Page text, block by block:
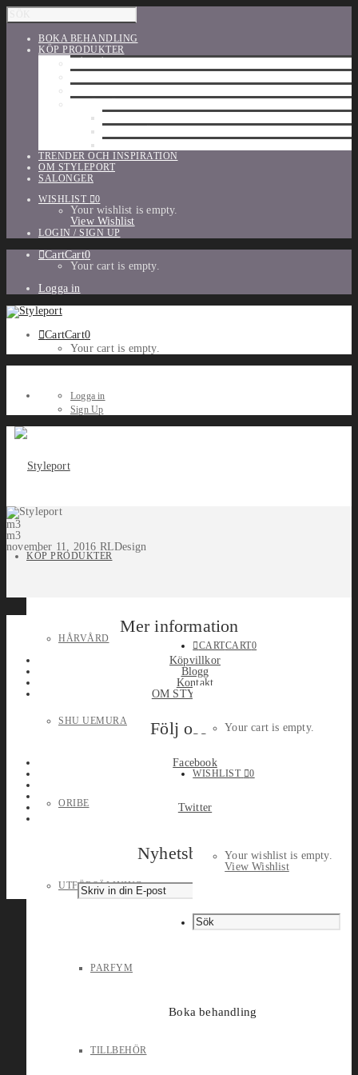
BOKA BEHANDLING
KÖP PRODUKTER
TRENDER OCH INSPIRATION
OM STYLEPORT
SALONGER
WISHLIST
0
Your wishlist is empty.
View Wishlist
LOGIN / SIGN UP
CartCart0
Your cart is empty.
Logga in
CartCart0
Your cart is empty.
Logga in
Sign Up
KÖP PRODUKTER
HÅRVÅRD
SHU UEMURA
ORIBE
UTFÖRSÄLJNING
PARFYM
TILLBEHÖR
CARTCART0
Your cart is empty.
WISHLIST 0
Your wishlist is empty.
View Wishlist
Boka behandling
m3
m3
november 11, 2016 RLDesign
Mer information
Köpvillkor
Blogg
Kontakt
OM STYLEPORT
Följ oss
Facebook
Twitter
Nyhetsbrev